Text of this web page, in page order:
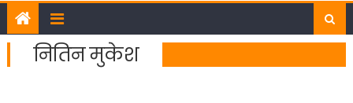
नितिन मुकेश